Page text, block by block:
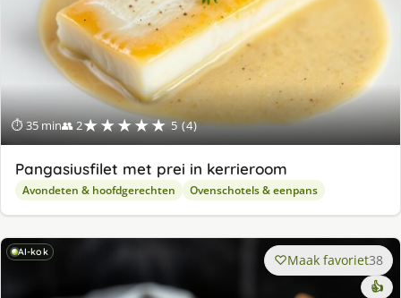
⏱ 35 min👥 2★★★★★ 5 (4)
Pangasiusfilet met prei in kerrieroom
Avondeten & hoofdgerechten Ovenschotels & eenpans
AI-kok Maak favoriet38
👍